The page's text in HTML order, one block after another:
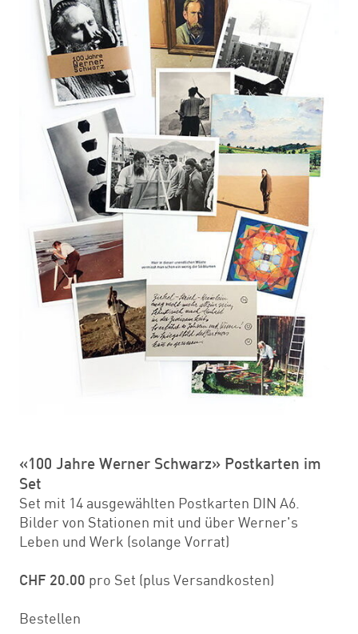
«100 Jahre Werner Schwarz» Postkarten im
Set
Set mit 14 ausgewählten Postkarten DIN A6.
Bilder von Stationen mit und über Werner's
Leben und Werk (solange Vorrat)
CHF 20.00 pro Set (plus Versandkosten)
Bestellen